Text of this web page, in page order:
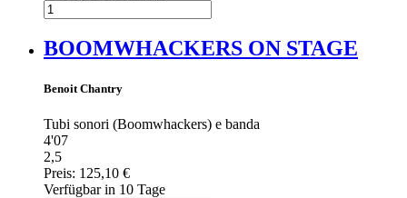
BOOMWHACKERS ON STAGE
Benoit Chantry
Tubi sonori (Boomwhackers) e banda
4'07
2,5
Preis: 125,10 €
Verfügbar in 10 Tage